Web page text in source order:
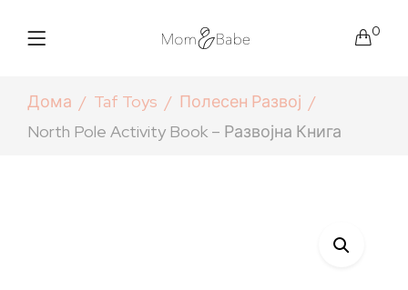
0
Дома Taf Toys
Полесен Развој
North Pole Activity Book – Развојна Книга